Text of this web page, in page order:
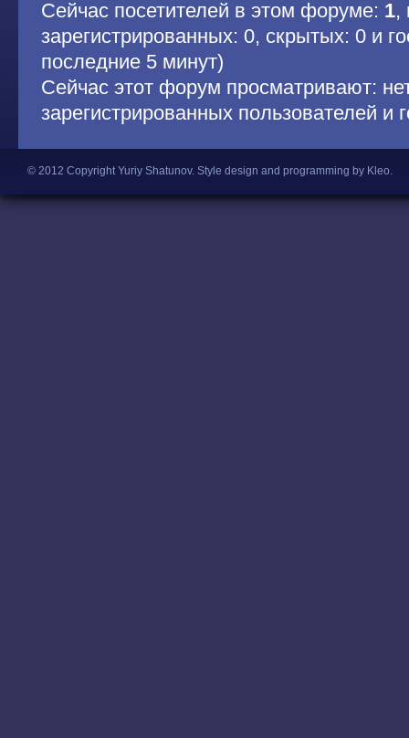
Сейчас посетителей в этом форуме: 1,
зарегистрированных: 0, скрытых: 0 и
последние 5 минут)
Сейчас этот форум просматривают:
зарегистрированных пользователей и
© 2012 Copyright Yuriy Shatunov. Style design and programming by Kleo.